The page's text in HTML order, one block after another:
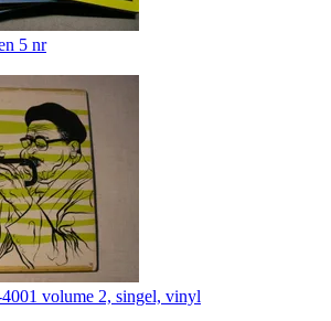
5 nr
volume 2, singel, vinyl